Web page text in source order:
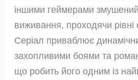
іншими геймерами
виживання, проходячи рівні
Серіал приваблює
захопливими боями та
що робить його одним із